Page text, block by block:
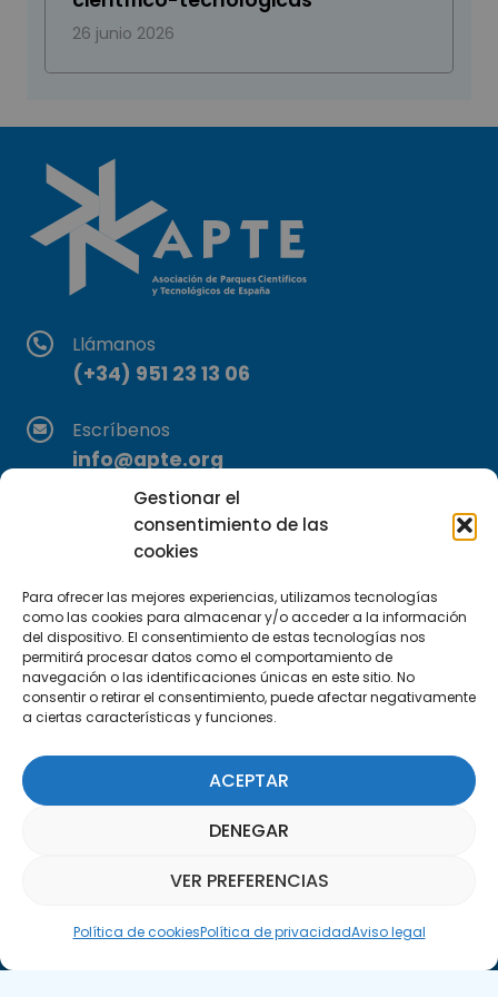
Gestionar el
consentimiento de las
cookies
Para ofrecer las mejores experiencias, utilizamos tecnologías
como las cookies para almacenar y/o acceder a la información
del dispositivo. El consentimiento de estas tecnologías nos
permitirá procesar datos como el comportamiento de
navegación o las identificaciones únicas en este sitio. No
consentir o retirar el consentimiento, puede afectar negativamente
a ciertas características y funciones.
ACEPTAR
DENEGAR
VER PREFERENCIAS
Política de cookiesPolítica de privacidadAviso legal
26 junio 2026
Llámanos
(+34) 951 23 13 06
Escríbenos
info@apte.org
Encuéntranos
C/Marie Curie, 35
Suscríbete a nuestra Newsletter
SUSCRÍBETE AQUÍ